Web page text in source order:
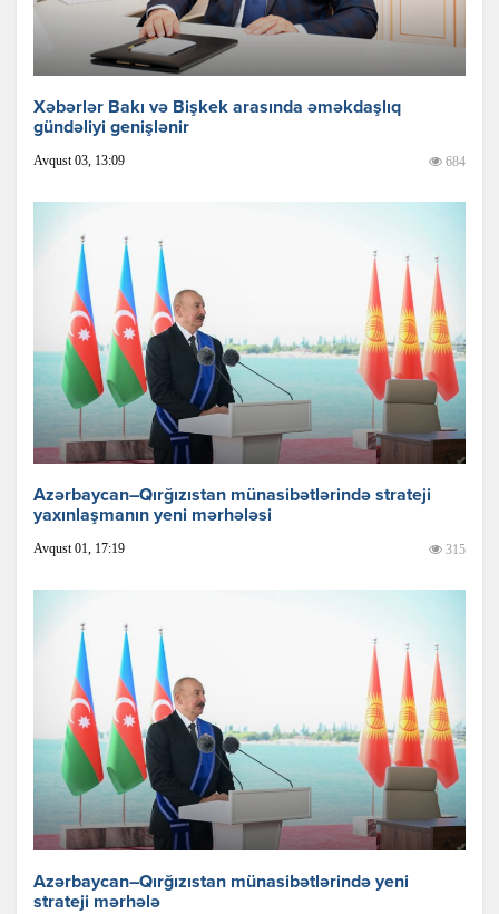
Xəbərlər Bakı və Bişkek arasında əməkdaşlıq
gündəliyi genişlənir
Avqust 03, 13:09 684
Azərbaycan–Qırğızıstan münasibətlərində strateji
yaxınlaşmanın yeni mərhələsi
Avqust 01, 17:19 315
Azərbaycan–Qırğızıstan münasibətlərində yeni
strateji mərhələ